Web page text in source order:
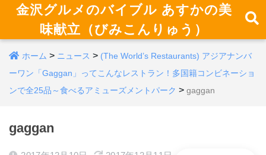
金沢グルメのバイブル あすかの美
味献立（びみこんりゅう）
ホーム > ニュース > (The World’s Restaurants) アジアナンバ
ーワン「Gaggan」ってこんなレストラン！多国籍コンビネーショ
ンで全25品～食べるアミューズメントパーク > gaggan
gaggan